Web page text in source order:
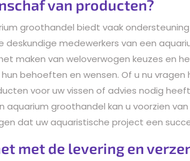
van producten?
groothandel biedt vaak
deskundige medewerkers van een
maken van weloverwogen keuzes en
behoeften en wensen. Of u nu
voor uw vissen of advies nodig
aquarium groothandel kan u voorzien
dat uw aquaristische project een
met de levering en